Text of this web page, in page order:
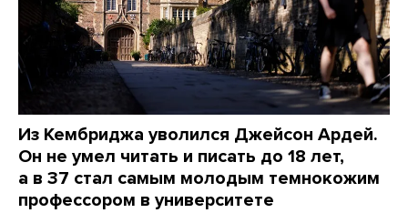
Из Кембриджа уволился Джейсон Ардей.
Он не умел читать и писать до 18 лет,
а в 37 стал самым молодым темнокожим
профессором в университете